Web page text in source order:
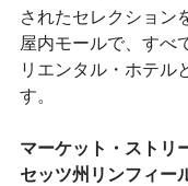
されたセレクション
屋内モールで、すべ
リエンタル・ホテル
す。
マーケット・ストリ
セッツ州リンフィー